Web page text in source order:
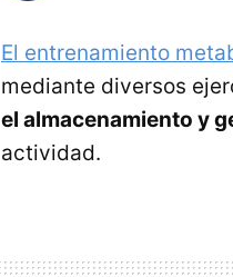
El entrenamiento
mediante diversos
el almacenamiento y
actividad.